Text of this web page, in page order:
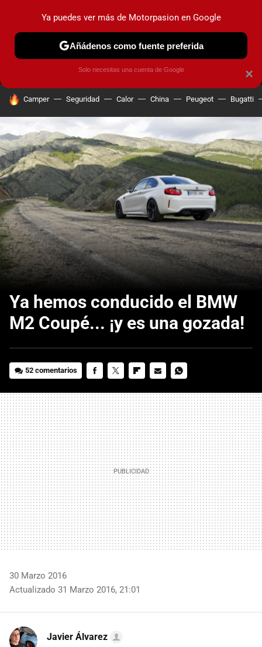
MENÚ NUEVO
COCHES ELÉCTRICOS OBSERVATORIO
HOY SE HABLA DE
Camper Seguridad Calor China Peugeot Bugatti
Ya hemos conducido el BMW
M2 Coupé... ¡y es una gozada!
52 comentarios
MAIL
30 Marzo 2016
Actualizado 31 Marzo 2016, 21:01
Javier Álvarez
×
Ya puedes ver más de Motorpasion en Google
Añádenos como fuente preferida
Solo necesitas una cuenta de Google